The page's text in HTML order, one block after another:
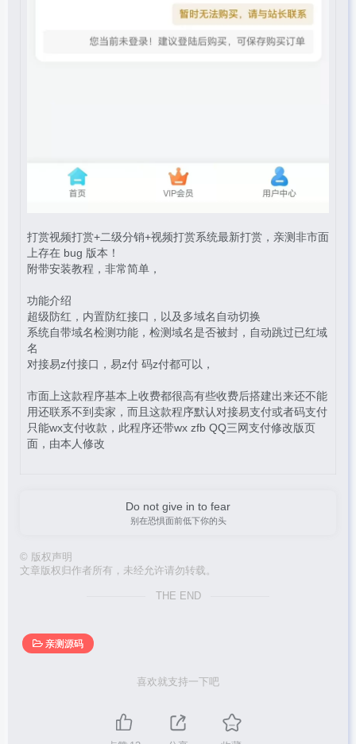
打赏视频打赏+二级分销+视频打赏系统最新打赏，亲测非市面
上存在 bug 版本！
附带安装教程，非常简单，
功能介绍
超级防红，内置防红接口，以及多域名自动切换
系统自带域名检测功能，检测域名是否被封，自动跳过已红域
名
对接易z付接口，易z付 码z付都可以，
市面上这款程序基本上收费都很高有些收费后搭建出来还不能
用还联系不到卖家，而且这款程序默认对接易支付或者码支付
只能wx支付收款，此程序还带wx zfb QQ三网支付修改版页
面，由本人修改
Do not give in to fear
别在恐惧面前低下你的头
© 版权声明
文章版权归作者所有，未经允许请勿转载。
THE END
亲测源码
喜欢就支持一下吧